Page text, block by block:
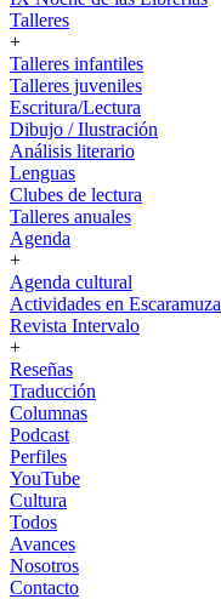
Talleres
+
Talleres infantiles
Talleres juveniles
Escritura/Lectura
Dibujo / Ilustración
Análisis literario
Lenguas
Clubes de lectura
Talleres anuales
Agenda
+
Agenda cultural
Actividades en Escaramuza
Revista Intervalo
+
Reseñas
Traducción
Columnas
Podcast
Perfiles
YouTube
Cultura
Todos
Avances
Nosotros
Contacto